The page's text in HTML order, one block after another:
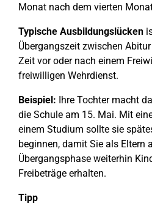
Monat nach dem vierten
Typische Ausbildungslücken
Übergangszeit zwischen
Zeit vor oder nach einem
freiwilligen Wehrdienst.
Beispiel: Ihre Tochter macht
die Schule am 15. Mai. Mit
einem Studium sollte sie
beginnen, damit Sie als Eltern
Übergangsphase weiterhin
Freibeträge erhalten.
Tipp